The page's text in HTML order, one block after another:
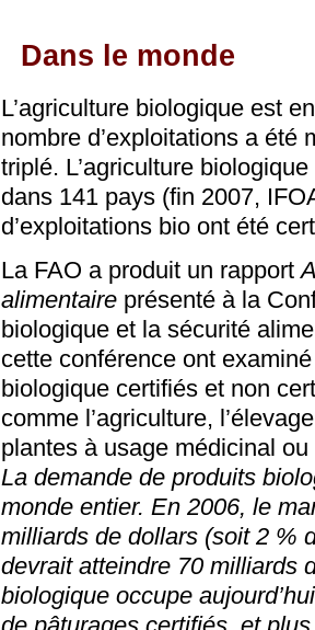
Dans le monde
L’agriculture biologique est
nombre d’exploitations a été
triplé. L’agriculture
dans 141 pays (fin 2007,
d’exploitations bio ont été
La FAO a produit un rapport
alimentaire présenté à la
biologique et la sécurité
cette conférence ont
biologique certifiés et non
comme l’agriculture,
plantes à usage médicinal
La demande de produits
monde entier. En 2006, le
milliards de dollars (soit 2 %
devrait atteindre 70 milliards
biologique occupe